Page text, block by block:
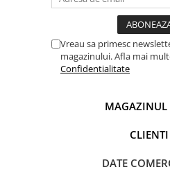
Vreau sa primesc
magazinului. Afla mai
Confidentialitate
MAGAZINUL
CLIENTI
DATE